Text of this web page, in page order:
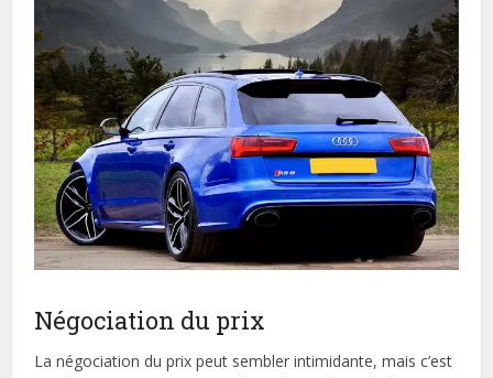
Négociation du prix
La négociation du prix peut sembler intimidante, mais c’est